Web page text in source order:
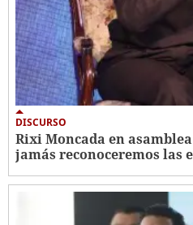
DISCURSO
Rixi Moncada en
jamás reconoceremos las